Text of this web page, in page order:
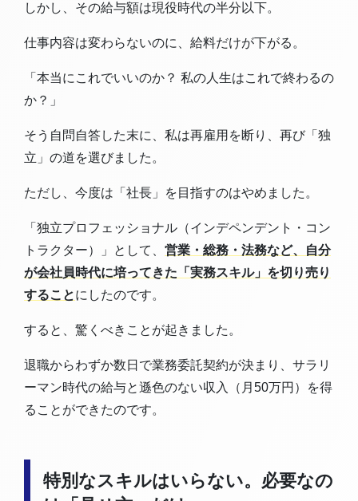
しかし、その給与額は現役時代の半分以下。
仕事内容は変わらないのに、給料だけが下がる。
「本当にこれでいいのか？ 私の人生はこれで終わるの
か？」
そう自問自答した末に、私は再雇用を断り、再び「独
立」の道を選びました。
ただし、今度は「社長」を目指すのはやめました。
「独立プロフェッショナル（インデペンデント・コン
トラクター）」として、 営業・総務・法務など、自分
が会社員時代に培ってきた「実務スキル」を切り売り
することにしたのです。
すると、驚くべきことが起きました。
退職からわずか数日で業務委託契約が決まり、サラリ
ーマン時代の給与と遜色のない収入（月50万円）を得
ることができたのです。
特別なスキルはいらない。必要なの